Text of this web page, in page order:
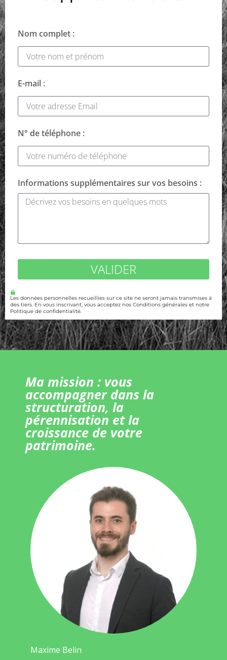
Nom complet :
E-mail :
N° de téléphone :
Informations supplémentaires sur vos besoins :
VALIDER
Les données personnelles recueillies sur ce site ne seront jamais transmises à
des tiers. En vous inscrivant, vous acceptez nos Conditions générales et notre
Politique de confidentialité.
Ma mission : vous
accompagner dans la
structuration, la
pérennisation et la
croissance de votre
patrimoine.
Maxime Belin